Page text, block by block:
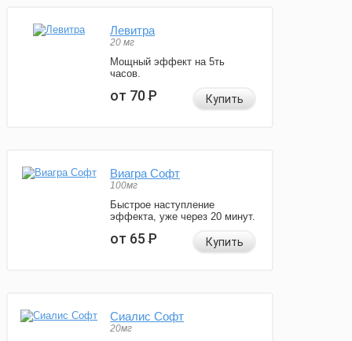
Левитра
20 мг
Мощный эффект на 5ть
часов.
от 70Р Купить
Виагра Софт
100мг
Быстрое наступление
эффекта, уже через 20 минут.
от 65Р Купить
Сиалис Софт
20мг